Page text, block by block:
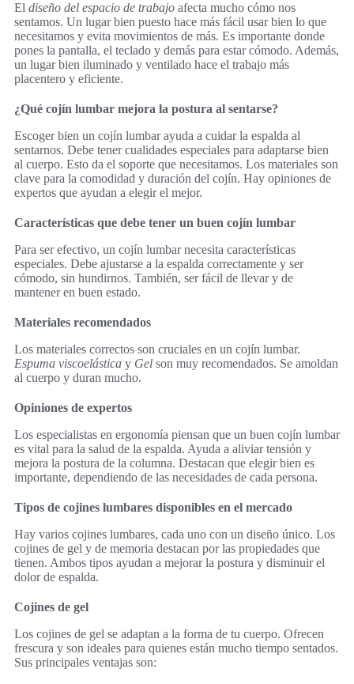
El diseño del espacio de trabajo afecta mucho cómo nos
sentamos. Un lugar bien puesto hace más fácil usar bien lo que
necesitamos y evita movimientos de más. Es importante donde
pones la pantalla, el teclado y demás para estar cómodo. Además,
un lugar bien iluminado y ventilado hace el trabajo más
placentero y eficiente.
¿Qué cojín lumbar mejora la postura al sentarse?
Escoger bien un cojín lumbar ayuda a cuidar la espalda al
sentarnos. Debe tener cualidades especiales para adaptarse bien
al cuerpo. Esto da el soporte que necesitamos. Los materiales son
clave para la comodidad y duración del cojín. Hay opiniones de
expertos que ayudan a elegir el mejor.
Características que debe tener un buen cojín lumbar
Para ser efectivo, un cojín lumbar necesita características
especiales. Debe ajustarse a la espalda correctamente y ser
cómodo, sin hundirnos. También, ser fácil de llevar y de
mantener en buen estado.
Materiales recomendados
Los materiales correctos son cruciales en un cojín lumbar.
Espuma viscoelástica y Gel son muy recomendados. Se amoldan
al cuerpo y duran mucho.
Opiniones de expertos
Los especialistas en ergonomía piensan que un buen cojín lumbar
es vital para la salud de la espalda. Ayuda a aliviar tensión y
mejora la postura de la columna. Destacan que elegir bien es
importante, dependiendo de las necesidades de cada persona.
Tipos de cojines lumbares disponibles en el mercado
Hay varios cojines lumbares, cada uno con un diseño único. Los
cojines de gel y de memoria destacan por las propiedades que
tienen. Ambos tipos ayudan a mejorar la postura y disminuir el
dolor de espalda.
Cojines de gel
Los cojines de gel se adaptan a la forma de tu cuerpo. Ofrecen
frescura y son ideales para quienes están mucho tiempo sentados.
Sus principales ventajas son: